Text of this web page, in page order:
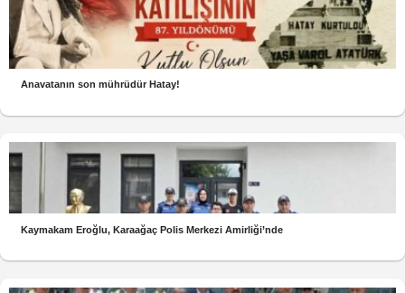
Anavatanın son mührüdür Hatay!
Kaymakam Eroğlu, Karaağaç Polis Merkezi Amirliği’nde